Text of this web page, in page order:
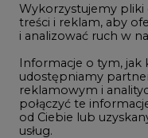
Studio CIRE
Rozmowy o
Gospodarka
Geopolityka
LTE450
Wykorzystujemy pliki
treści i reklam, aby
i analizować ruch w
Informacje o tym, jak
udostępniamy
reklamowym i
połączyć te
od Ciebie lub
usług.